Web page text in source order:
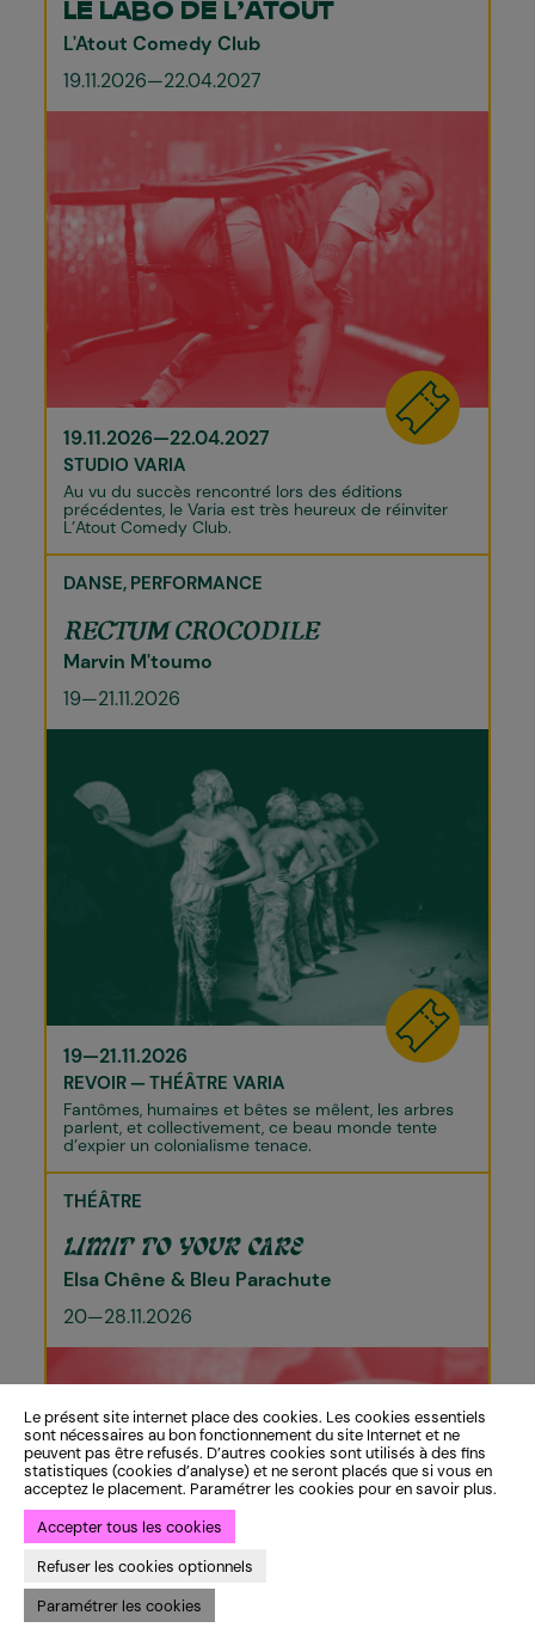
Le présent site internet place des cookies. Les cookies essentiels
sont nécessaires au bon fonctionnement du site Internet et ne
peuvent pas être refusés. D’autres cookies sont utilisés à des fins
statistiques (cookies d’analyse) et ne seront placés que si vous en
acceptez le placement. Paramétrer les cookies pour en savoir plus.
Accepter tous les cookies
Refuser les cookies optionnels
Paramétrer les cookies
LE LABO DE L’ATOUT
L'Atout Comedy Club
19.11.2026—22.04.2027
19.11.2026—22.04.2027
STUDIO VARIA
Au vu du succès rencontré lors des éditions
précédentes, le Varia est très heureux de réinviter
L’Atout Comedy Club.
DANSE PERFORMANCE
RECTUM CROCODILE
Marvin M'toumo
19—21.11.2026
19—21.11.2026
REVOIR THÉÂTRE VARIA
Fantômes, humain·es et bêtes se mêlent, les arbres
parlent, et collectivement, ce beau monde tente
d’expier un colonialisme tenace.
THÉÂTRE
LIMIT TO YOUR CARE
Elsa Chêne & Bleu Parachute
20—28.11.2026